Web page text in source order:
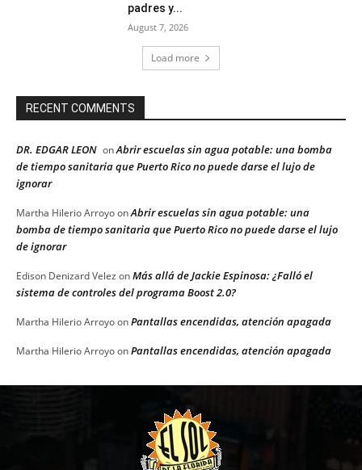
padres y...
August 7, 2026
Load more
RECENT COMMENTS
DR. EDGAR LEON onAbrir escuelas sin agua potable: una bomba
de tiempo sanitaria que Puerto Rico no puede darse el lujo de
ignorar
Martha Hilerio ArroyoonAbrir escuelas sin agua potable: una
bomba de tiempo sanitaria que Puerto Rico no puede darse el lujo
de ignorar
Edison Denizard Velez onMás allá de Jackie Espinosa: ¿Falló el
sistema de controles del programa Boost 2.0?
Martha Hilerio ArroyoonPantallas encendidas, atención apagada
Martha Hilerio ArroyoonPantallas encendidas, atención apagada